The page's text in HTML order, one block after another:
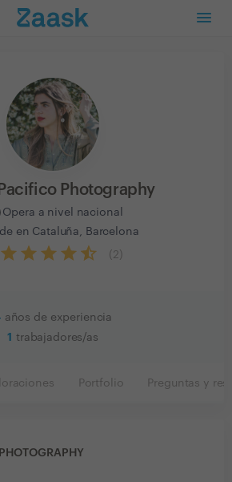
Photography
Opera a nivel nacional
en Cataluña, Barcelona
2
años de experiencia
1 trabajadores/as
Portfolio Preguntas y